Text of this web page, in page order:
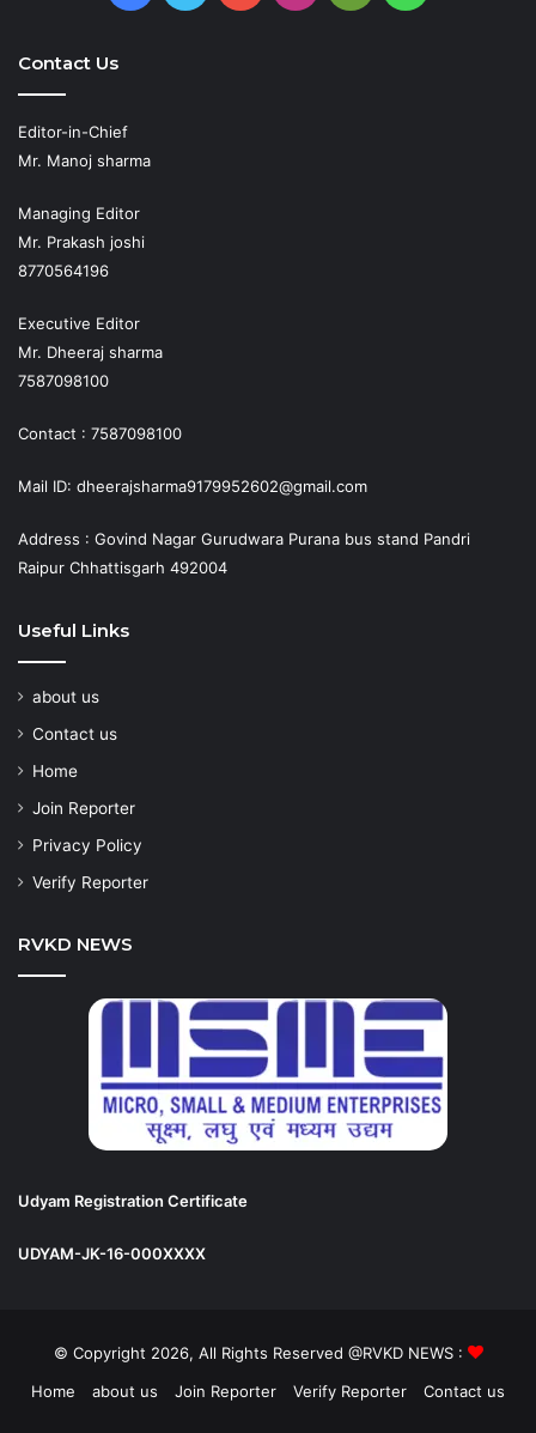
Contact Us
Editor-in-Chief
Mr. Manoj sharma
Managing Editor
Mr. Prakash joshi
8770564196
Executive Editor
Mr. Dheeraj sharma
7587098100
Contact : 7587098100
Mail ID: dheerajsharma9179952602@gmail.com
Address : Govind Nagar Gurudwara Purana bus stand Pandri
Raipur Chhattisgarh 492004
Useful Links
about us
Contact us
Home
Join Reporter
Privacy Policy
Verify Reporter
RVKD NEWS
Udyam Registration Certificate
UDYAM-JK-16-000XXXX
© Copyright 2026, All Rights Reserved @RVKD NEWS :
Home
about us Join Reporter Verify Reporter Contact us